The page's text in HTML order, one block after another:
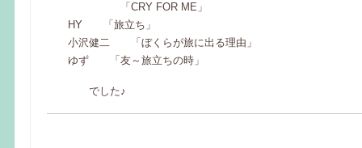
「CRY FOR ME」
HY 「旅立ち」
小沢健二 「ぼくらが旅に出る理由」
ゆず 「友～旅立ちの時」
でした♪